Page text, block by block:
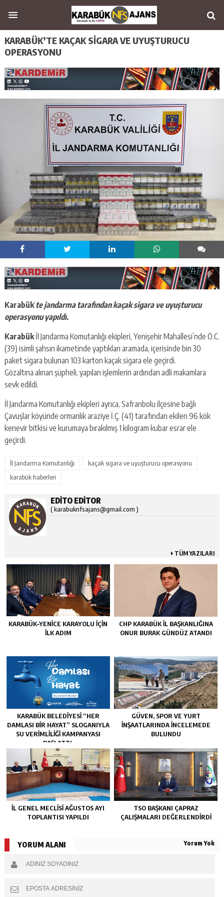
KARABÜK’TE KAÇAK SİGARA VE UYUŞTURUCU
OPERASYONU
Karabük‘te jandarma tarafından kaçak sigara ve uyuşturucu
operasyonu yapıldı.
Karabükİl Jandarma Komutanlığı ekipleri, Yenişehir Mahallesi’nde Ö.C.
(39) isimli şahsın ikametinde yaptıkları aramada, içerisinde bin 30
paket sigara bulunan 103 karton kaçak sigara ele geçirdi.
Gözaltına alınan şüpheli, yapılan işlemlerin ardından adli makamlara
sevk edildi.
İl Jandarma Komutanlığı ekipleri ayrıca, Safranbolu ilçesine bağlı
Çavuşlar köyünde ormanlık araziye İ.Ç. (41) tarafından ekilen 96 kök
kenevir bitkisi ve kurumaya bırakılmış 1 kilogram kubar esrar ele
geçirdi.
İl Jandarma Komutanlığı
kaçak sigara ve uyuşturucu operasyonu
karabük haberleri
EDITO EDITOR
( karabuknfsajans@gmail.com )
TÜM YAZILARI
KARABÜK–YENİCE KARAYOLU İÇİN
İLK ADIM
CHP KARABÜK İL BAŞKANLIĞINA
ONUR BURAK GÜNDÜZ ATANDI
KARABÜK BELEDİYESİ “HER
DAMLASI BİR HAYAT” SLOGANIYLA
SU VERİMLİLİĞİ KAMPANYASI
BAŞLATTI.
GÜVEN, SPOR VE YURT
İNŞAATLARINDA İNCELEMEDE
BULUNDU
İL GENEL MECLİSİ AĞUSTOS AYI
TOPLANTISI YAPILDI
TSO BAŞKANI ÇAPRAZ
ÇALIŞMALARI DEĞERLENDİRDİ
YORUM ALANI Yorum Yok